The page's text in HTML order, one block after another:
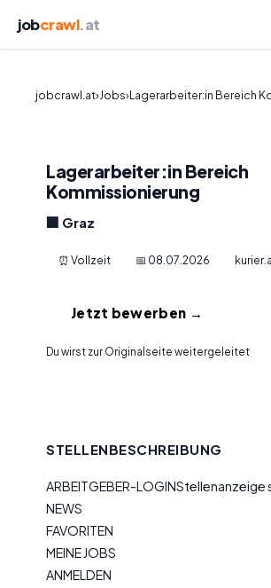
jobcrawl.at
jobcrawl.at›Jobs›Lagerarbeiter:in Bereich
Lagerarbeiter:in Bereich
Kommissionierung
🏢 Graz
⏰ Vollzeit 📅 08.07.2026
Jetzt bewerben →
Du wirst zur Originalseite weitergeleitet
STELLENBESCHREIBUNG
ARBEITGEBER-LOGINStellenanzeige
NEWS
FAVORITEN
MEINE JOBS
ANMELDEN